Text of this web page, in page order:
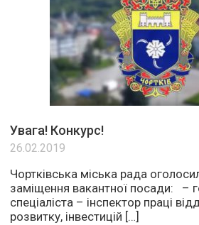
Увага! Конкурс!
26.02.2019
Чортківська міська рада
заміщення вакантної посади: –
спеціаліста – інспектор праці
розвитку, інвестицій […]